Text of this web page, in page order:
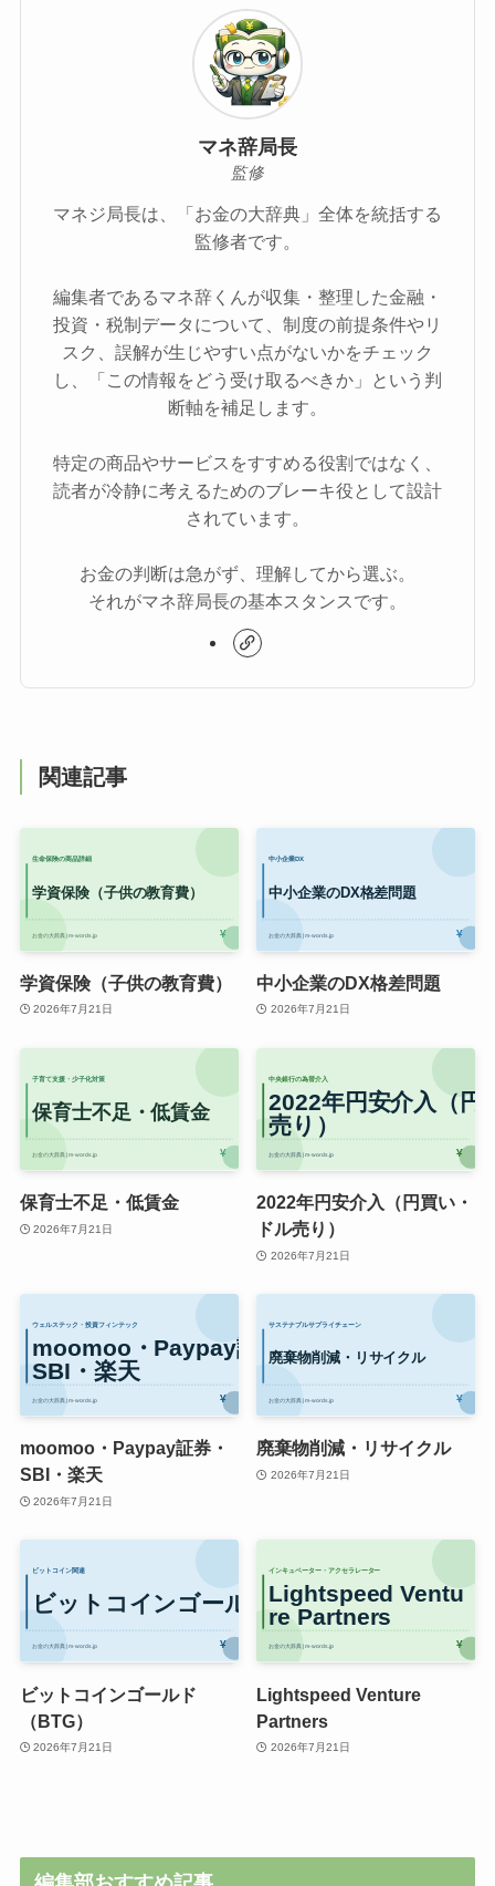
マネ辞局長
監修
マネジ局長は、「お金の大辞典」全体を統括する
監修者です。
編集者であるマネ辞くんが収集・整理した金融・
投資・税制データについて、制度の前提条件やリ
スク、誤解が生じやすい点がないかをチェック
し、「この情報をどう受け取るべきか」という判
断軸を補足します。
特定の商品やサービスをすすめる役割ではなく、
読者が冷静に考えるためのブレーキ役として設計
されています。
お金の判断は急がず、理解してから選ぶ。
それがマネ辞局長の基本スタンスです。
関連記事
学資保険（子供の教育費）
2026年7月21日
中小企業のDX格差問題
2026年7月21日
保育士不足・低賃金
2026年7月21日
2022年円安介入（円買い・
ドル売り）
2026年7月21日
moomoo・Paypay証券・
SBI・楽天
2026年7月21日
廃棄物削減・リサイクル
2026年7月21日
ビットコインゴールド
（BTG）
2026年7月21日
Lightspeed Venture
Partners
2026年7月21日